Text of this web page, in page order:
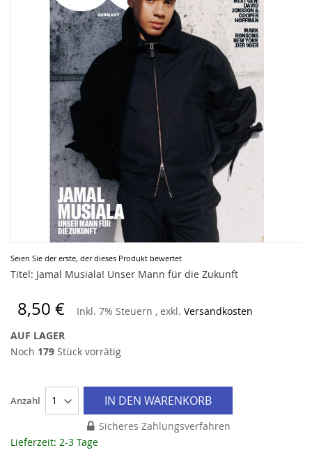
Seien Sie der erste, der dieses Produkt bewertet
Titel: Jamal Musiala! Unser Mann für die Zukunft
8,50 € Inkl. 7% Steuern , exkl. Versandkosten
AUF LAGER
Noch 179 Stück vorrätig
Anzahl IN DEN WARENKORB
Sicheres Zahlungsverfahren
Lieferzeit: 2-3 Tage
Zum
Anfang
springen